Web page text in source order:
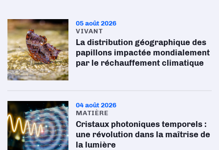
05 août 2026
VIVANT
La distribution géographique des
papillons impactée mondialement
par le réchauffement climatique
04 août 2026
MATIÈRE
Cristaux photoniques temporels :
une révolution dans la maîtrise de
la lumière